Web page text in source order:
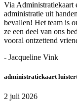
Via Administratiekaart
administratie uit
bevallen! Het team is
ze een deel van ons
vooral ontzettend
- Jacqueline Vink
administratiekaart
2 juli 2026